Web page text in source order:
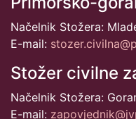
Načelnik Stožera:
E-mail:
Stožer civilne
Načelnik Stožera:
E-mail: